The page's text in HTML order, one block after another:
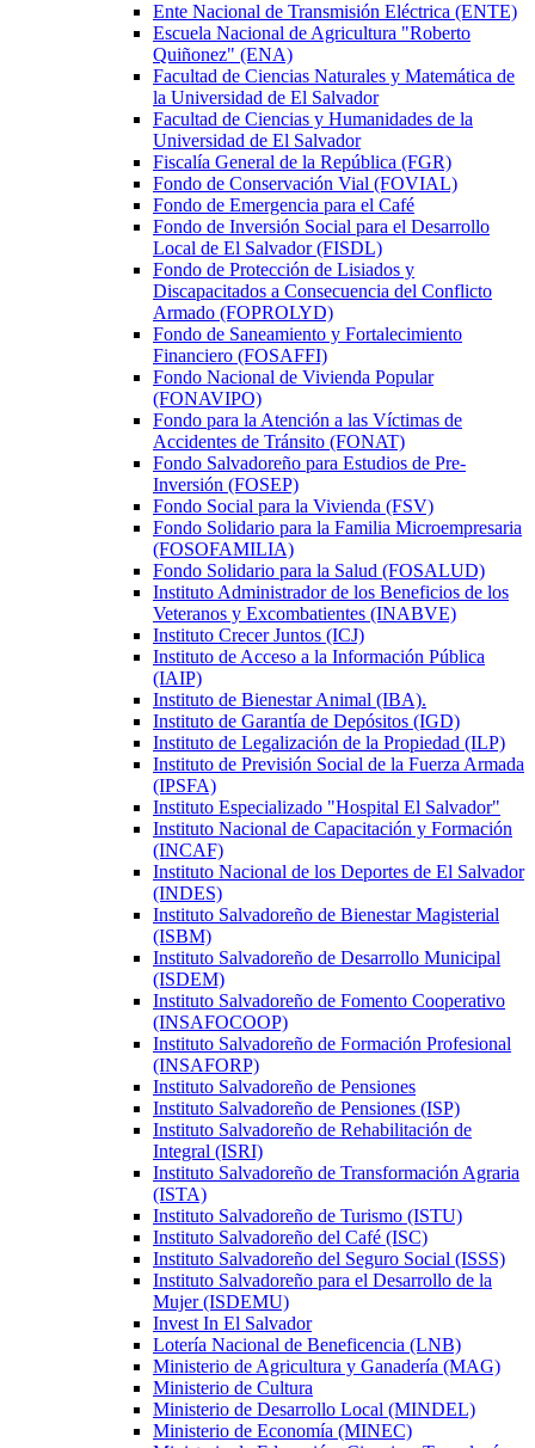
Ente Nacional de Transmisión Eléctrica (ENTE)
Escuela Nacional de Agricultura "Roberto
Quiñonez" (ENA)
Facultad de Ciencias Naturales y Matemática de
la Universidad de El Salvador
Facultad de Ciencias y Humanidades de la
Universidad de El Salvador
Fiscalía General de la República (FGR)
Fondo de Conservación Vial (FOVIAL)
Fondo de Emergencia para el Café
Fondo de Inversión Social para el Desarrollo
Local de El Salvador (FISDL)
Fondo de Protección de Lisiados y
Discapacitados a Consecuencia del Conflicto
Armado (FOPROLYD)
Fondo de Saneamiento y Fortalecimiento
Financiero (FOSAFFI)
Fondo Nacional de Vivienda Popular
(FONAVIPO)
Fondo para la Atención a las Víctimas de
Accidentes de Tránsito (FONAT)
Fondo Salvadoreño para Estudios de Pre-
Inversión (FOSEP)
Fondo Social para la Vivienda (FSV)
Fondo Solidario para la Familia Microempresaria
(FOSOFAMILIA)
Fondo Solidario para la Salud (FOSALUD)
Instituto Administrador de los Beneficios de los
Veteranos y Excombatientes (INABVE)
Instituto Crecer Juntos (ICJ)
Instituto de Acceso a la Información Pública
(IAIP)
Instituto de Bienestar Animal (IBA).
Instituto de Garantía de Depósitos (IGD)
Instituto de Legalización de la Propiedad (ILP)
Instituto de Previsión Social de la Fuerza Armada
(IPSFA)
Instituto Especializado "Hospital El Salvador"
Instituto Nacional de Capacitación y Formación
(INCAF)
Instituto Nacional de los Deportes de El Salvador
(INDES)
Instituto Salvadoreño de Bienestar Magisterial
(ISBM)
Instituto Salvadoreño de Desarrollo Municipal
(ISDEM)
Instituto Salvadoreño de Fomento Cooperativo
(INSAFOCOOP)
Instituto Salvadoreño de Formación Profesional
(INSAFORP)
Instituto Salvadoreño de Pensiones
Instituto Salvadoreño de Pensiones (ISP)
Instituto Salvadoreño de Rehabilitación de
Integral (ISRI)
Instituto Salvadoreño de Transformación Agraria
(ISTA)
Instituto Salvadoreño de Turismo (ISTU)
Instituto Salvadoreño del Café (ISC)
Instituto Salvadoreño del Seguro Social (ISSS)
Instituto Salvadoreño para el Desarrollo de la
Mujer (ISDEMU)
Invest In El Salvador
Lotería Nacional de Beneficencia (LNB)
Ministerio de Agricultura y Ganadería (MAG)
Ministerio de Cultura
Ministerio de Desarrollo Local (MINDEL)
Ministerio de Economía (MINEC)